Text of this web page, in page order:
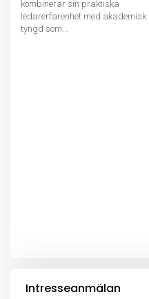
kombinerar sin praktiska
ledarerfarenhet med akademisk
tyngd som...
Intresseanmälan